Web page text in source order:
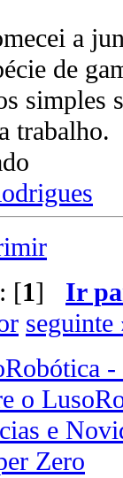
a
de
simples
trabalho.
[1] Ir
seguinte
-
o
e
Zero